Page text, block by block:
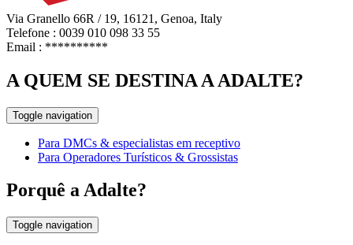
Via Granello 66R / 19, 16121, Genoa, Italy
Telefone : 0039 010 098 33 55
Email : **********
A QUEM SE DESTINA A ADALTE?
Toggle navigation
Para DMCs & especialistas em receptivo
Para Operadores Turísticos & Grossistas
Porquê a Adalte?
Toggle navigation